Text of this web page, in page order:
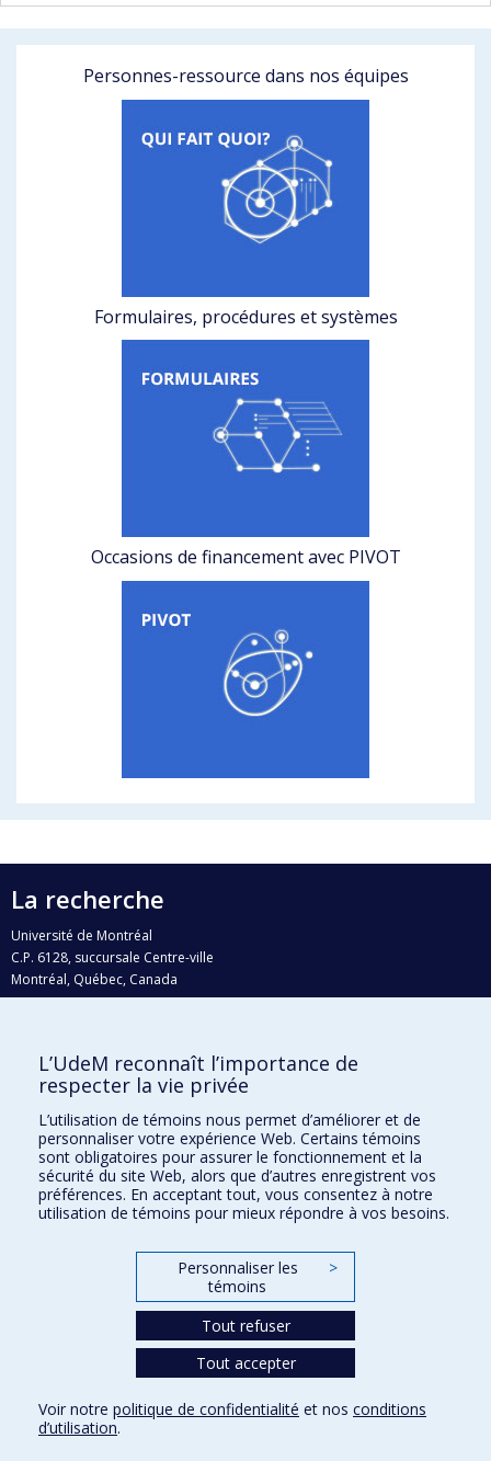
Personnes-ressource dans nos équipes
Formulaires, procédures et systèmes
Occasions de financement avec PIVOT
La recherche
Université de Montréal
C.P. 6128, succursale Centre-ville
Montréal, Québec, Canada
H3C 3J7
Qui fait quoi?
Nous trouver
Plan du site
Accessibilité
Conditions d’utilisation
L’UdeM reconnaît l’importance de
respecter la vie privée
L’utilisation de témoins nous permet d’améliorer et de
personnaliser votre expérience Web. Certains témoins
sont obligatoires pour assurer le fonctionnement et la
sécurité du site Web, alors que d’autres enregistrent vos
préférences. En acceptant tout, vous consentez à notre
utilisation de témoins pour mieux répondre à vos besoins.
Personnaliser les
témoins
>
Tout refuser
Tout accepter
Voir notre politique de confidentialité et nos conditions
d’utilisation.